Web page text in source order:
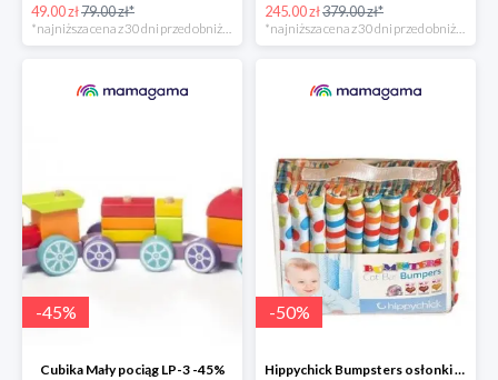
49.00 zł79.00 zł* 245.00 zł379.00 zł*
-45%
Cubika Mały pociąg LP-3 -45%
-50%
Hippychick Bumpsters osłonki na szczebelki -50%